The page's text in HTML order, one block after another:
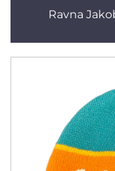
Ravna